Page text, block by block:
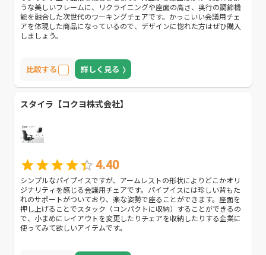
うな美しいフレームに、リクライニングや座面の高さ、奥行の調節機
能を融合した次世代のワーキングチェアです。かっこいい会議用チェ
アを体現した商品になっているので、デザインに惚れた方はぜひ購入
しましょう。
比較する 詳しく見る
スタイラ【コクヨ株式会社】
4.40
シンプルなパイプイスですが、アームレストの形状によりどこかオリ
ジナリティを感じる会議用チェアです。パイプイスには珍しい背もた
れのサポートがついており、楽な姿勢で座ることができます。座面を
押し上げることでスタック（コンパクトに収納）することができるの
で、小まめにレイアウトを変更したりチェアを収納したりする企業に
使ってみて欲しいアイテムです。